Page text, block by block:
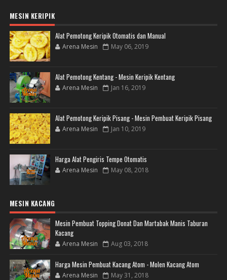
MESIN KERIPIK
Alat Pemotong Keripik Otomatis dan Manual
Arena Mesin May 06, 2019
Alat Pemotong Kentang - Mesin Keripik Kentang
Arena Mesin Jan 16, 2019
Alat Pemotong Keripik Pisang - Mesin Pembuat Keripik Pisang
Arena Mesin Jan 10, 2019
Harga Alat Pengiris Tempe Otomatis
Arena Mesin May 08, 2018
MESIN KACANG
Mesin Pembuat Topping Donat Dan Martabak Manis Taburan
Kacang
Arena Mesin Aug 03, 2018
Harga Mesin Pembuat Kacang Atom - Molen Kacang Atom
Arena Mesin May 31, 2018